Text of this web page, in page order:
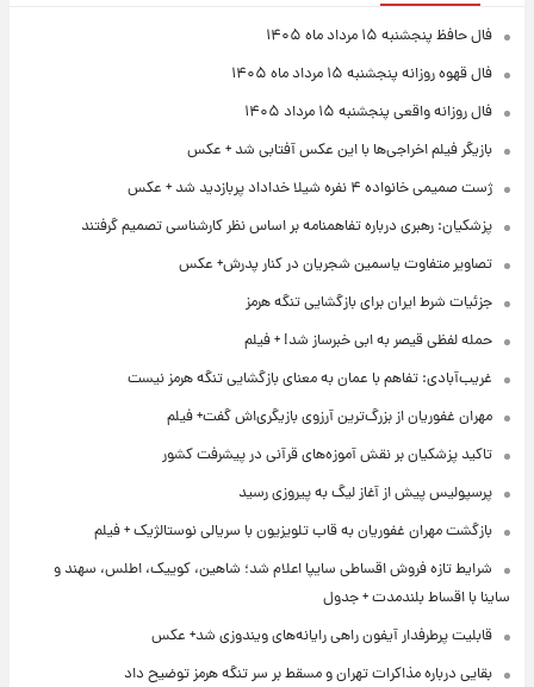
فال حافظ پنجشنبه ۱۵ مرداد ماه ۱۴۰۵
فال قهوه روزانه پنجشنبه ۱۵ مرداد ماه ۱۴۰۵
فال روزانه واقعی پنجشنبه ۱۵ مرداد ۱۴۰۵
بازیگر فیلم اخراجی‌ها با این عکس آفتابی شد + عکس
ژست صمیمی خانواده ۴ نفره شیلا خداداد پربازدید شد + عکس
پزشکیان: رهبری درباره تفاهمنامه بر اساس نظر کارشناسی تصمیم گرفتند
تصاویر متفاوت یاسمین شجریان در کنار پدرش+ عکس
جزئیات شرط ایران برای بازگشایی تنگه هرمز
حمله لفظی قیصر به ابی خبرساز شد! + فیلم
غریب‌آبادی: تفاهم با عمان به معنای بازگشایی تنگه هرمز نیست
مهران غفوریان از بزرگ‌ترین آرزوی بازیگری‌اش گفت+ فیلم
تاکید پزشکیان بر نقش آموزه‌های قرآنی در پیشرفت کشور
پرسپولیس پیش از آغاز لیگ به پیروزی رسید
بازگشت مهران غفوریان به قاب تلویزیون با سریالی نوستالژیک + فیلم
شرایط تازه فروش اقساطی سایپا اعلام شد؛ شاهین، کوییک، اطلس، سهند و
ساینا با اقساط بلندمدت + جدول
قابلیت پرطرفدار آیفون راهی رایانه‌های ویندوزی شد+ عکس
بقایی درباره مذاکرات تهران و مسقط بر سر تنگه هرمز توضیح داد